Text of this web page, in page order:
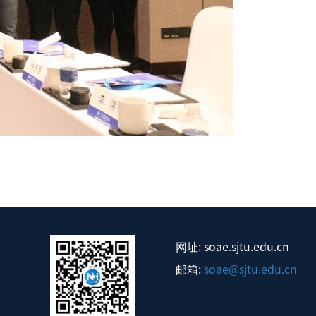
网址: soae.sjtu.edu.cn
邮箱:soae@sjtu.edu.cn